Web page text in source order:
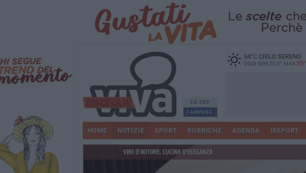
30.727
FANPAGE
34°CCIELO SERENO
OGGI MIN 25.5° MAX 35°
HOME NOTIZIE SPORT RUBRICHE AGENDA IREPORT